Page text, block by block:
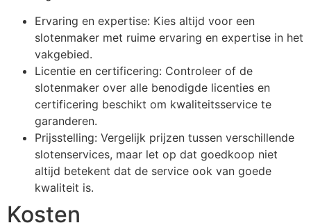
Ervaring en expertise: Kies altijd voor een
slotenmaker met ruime ervaring en expertise in het
vakgebied.
Licentie en certificering: Controleer of de
slotenmaker over alle benodigde licenties en
certificering beschikt om kwaliteitsservice te
garanderen.
Prijsstelling: Vergelijk prijzen tussen verschillende
slotenservices, maar let op dat goedkoop niet
altijd betekent dat de service ook van goede
kwaliteit is.
Kosten